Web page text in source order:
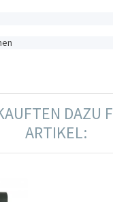
DAZU
ARTIKEL: